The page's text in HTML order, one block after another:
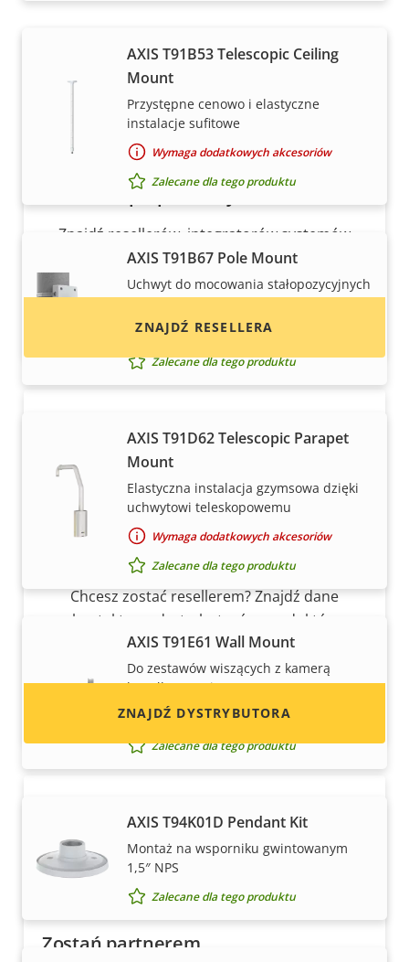
AXIS T91B53 Telescopic Ceiling
Mount
Przystępne cenowo i elastyczne
instalacje sufitowe
Wymaga dodatkowych akcesoriów
Zalecane dla tego produktu
AXIS T91B67 Pole Mount
Uchwyt do mocowania stałopozycyjnych
Wymaga dodatkowych akcesoriów
Zalecane dla tego produktu
AXIS T91D62 Telescopic Parapet
Mount
Elastyczna instalacja gzymsowa dzięki
uchwytowi teleskopowemu
Wymaga dodatkowych akcesoriów
Zalecane dla tego produktu
AXIS T91E61 Wall Mount
Do zestawów wiszących z kamerą
kopułkową Axis
Wymaga dodatkowych akcesoriów
Zalecane dla tego produktu
AXIS T94K01D Pendant Kit
Montaż na wsporniku gwintowanym
1,5″ NPS
Zalecane dla tego produktu
Chcesz kupić produkty Axis?
Znajdź resellerów, integratorów systemów
oraz instalatorów produktów i systemów Axis.
ZNAJDŹ RESELLERA
Chcesz sprzedawać produkty Axis?
Chcesz zostać resellerem? Znajdź dane
kontaktowe dystrybutorów produktów
i systemów Axis.
ZNAJDŹ DYSTRYBUTORA
Zostań partnerem